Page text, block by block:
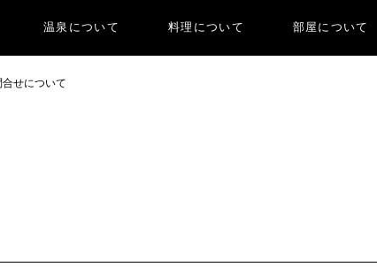
温泉について 料理について 部屋について
せについて